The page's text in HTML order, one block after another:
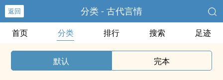
返回 分类 - 古代言情
首页 分类 排行 搜索 足迹
默认 完本